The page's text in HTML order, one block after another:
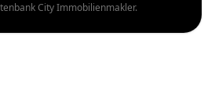
City Immobilienmakler.